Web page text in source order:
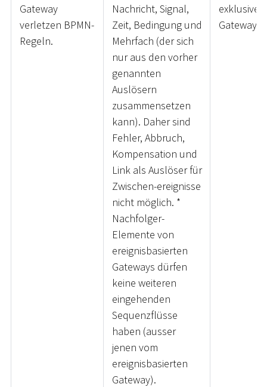
Gateway
verletzen BPMN-
Regeln.
Nachricht, Signal,
Zeit, Bedingung und
Mehrfach (der sich
nur aus den vorher
genannten
Auslösern
zusammensetzen
kann). Daher sind
Fehler, Abbruch,
Kompensation und
Link als Auslöser für
Zwischen-ereignisse
nicht möglich. *
Nachfolger-
Elemente von
ereignisbasierten
Gateways dürfen
keine weiteren
eingehenden
Sequenzflüsse
haben (ausser
jenen vom
ereignisbasierten
Gateway).
exklusives
Gateway